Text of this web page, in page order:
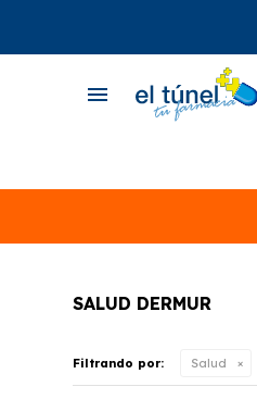
menu
SALUD DERMUR
Filtrando por: Salud
close
store
local_shipping